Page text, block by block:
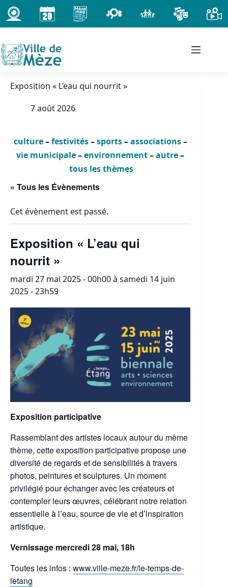
Passer
au
contenu
Exposition « L’eau qui nourrit »
7 août 2026
culture–festivités–sports–associations–
vie municipale–environnement–autre–
tous les thèmes
« Tous les Évènements
Cet évènement est passé.
Exposition « L’eau qui
nourrit »
mardi 27 mai 2025 - 00h00à samedi 14 juin
2025 - 23h59
Exposition participative
Rassemblant des artistes locaux autour du même
thème, cette exposition participative propose une
diversité de regards et de sensibilités à travers
photos, peintures et sculptures. Un moment
privilégié pour échanger avec les créateurs et
contempler leurs œuvres, célébrant notre relation
essentielle à l’eau, source de vie et d’inspiration
artistique.
Vernissage mercredi 28 mai, 18h
Toutes les infos : www.ville-meze.fr/le-temps-de-
letang